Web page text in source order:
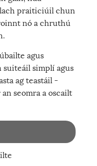
praiticiúil chun
nó a chruthú
agus
simplí agus
ag teastáil -
seomra a oscailt